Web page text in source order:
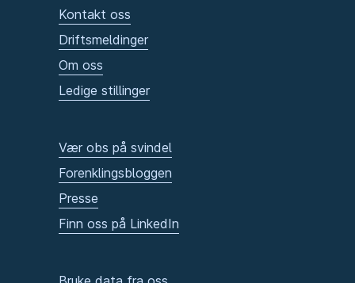
Kontakt oss
Driftsmeldinger
Om oss
Ledige stillinger
Vær obs på svindel
Forenklingsbloggen
Presse
Finn oss på LinkedIn